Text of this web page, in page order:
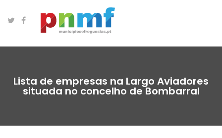
Lista de empresas na Largo Aviadores
situada no concelho de Bombarral